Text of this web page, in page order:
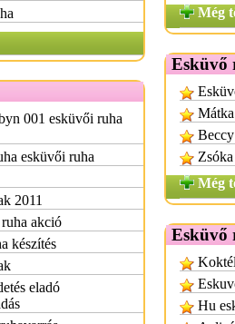
001 esküvői ruha
esküvői ruha
2011
akció
készítés
eladó
Még
Esküvő
Még
Esküvő
Hu